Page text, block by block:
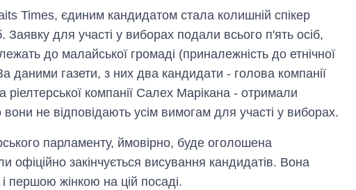
Times, єдиним кандидатом стала колишній спікер
для участі у виборах подали всього п'ять осіб,
до малайської громаді (приналежність до етнічної
даними газети, з них два кандидати - голова компанії
компанії Салех Марікана - отримали
не відповідають усім вимогам для участі у виборах.
парламенту, ймовірно, буде оголошена
офіційно закінчується висування кандидатів. Вона
першою жінкою на цій посаді.
Від 1 місяця – до 5
довго обіймав
посаду керівника
СЗР